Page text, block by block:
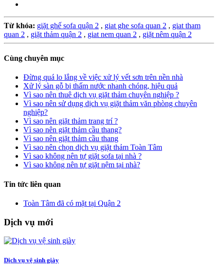
Từ khóa: giặt ghế sofa quận 2 , giat ghe sofa quan 2 , giat tham
quan 2 , giặt thảm quận 2 , giat nem quan 2 , giặt nêm quận 2
Cùng chuyên mục
Đừng quá lo lắng về việc xử lý vết sơn trên nền nhà
Xử lý sàn gỗ bị thấm nước nhanh chóng, hiệu quả
Vì sao nên thuê dịch vụ giặt thảm chuyên nghiệp ?
Vì sao nên sử dụng dịch vụ giặt thảm văn phòng chuyên
nghiệp?
Vì sao nên giặt thảm trang trí ?
Vì sao nên giặt thảm cầu thang?
Vì sao nên giặt thảm cầu thang
Vì sao nên chọn dịch vụ giặt thảm Toàn Tâm
Vì sao không nên tự giặt sofa tại nhà ?
Vì sao không nên tự giặt nệm tại nhà?
Tin tức liên quan
Toàn Tâm đã có mặt tại Quận 2
Dịch vụ mới
Dịch vụ vệ sinh giày